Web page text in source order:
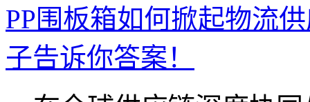
PP围板箱如何掀起物流
子告诉你答案！